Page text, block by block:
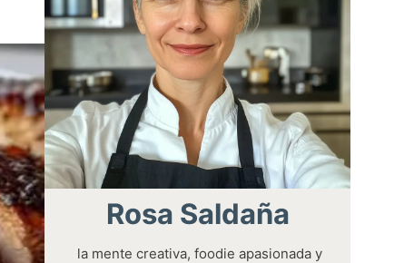
Rosa Saldaña
la mente creativa, foodie apasionada y